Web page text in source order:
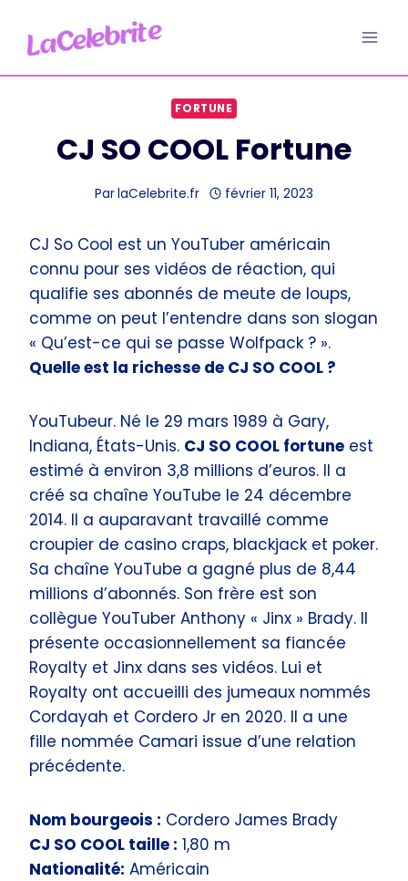
contenu
FORTUNE
CJ SO COOL Fortune
ParlaCelebrite.fr février 11, 2023
CJ So Cool est un YouTuber américain
connu pour ses vidéos de réaction, qui
qualifie ses abonnés de meute de loups,
comme on peut l’entendre dans son slogan
« Qu’est-ce qui se passe Wolfpack ? ».
Quelle est la richesse de CJ SO COOL ?
YouTubeur. Né le 29 mars 1989 à Gary,
Indiana, États-Unis. CJ SO COOL fortune est
estimé à environ 3,8 millions d’euros. Il a
créé sa chaîne YouTube le 24 décembre
2014. Il a auparavant travaillé comme
croupier de casino craps, blackjack et poker.
Sa chaîne YouTube a gagné plus de 8,44
millions d’abonnés. Son frère est son
collègue YouTuber Anthony « Jinx » Brady. Il
présente occasionnellement sa fiancée
Royalty et Jinx dans ses vidéos. Lui et
Royalty ont accueilli des jumeaux nommés
Cordayah et Cordero Jr en 2020. Il a une
fille nommée Camari issue d’une relation
précédente.
Nom bourgeois : Cordero James Brady
CJ SO COOL taille : 1,80 m
Nationalité: Américain